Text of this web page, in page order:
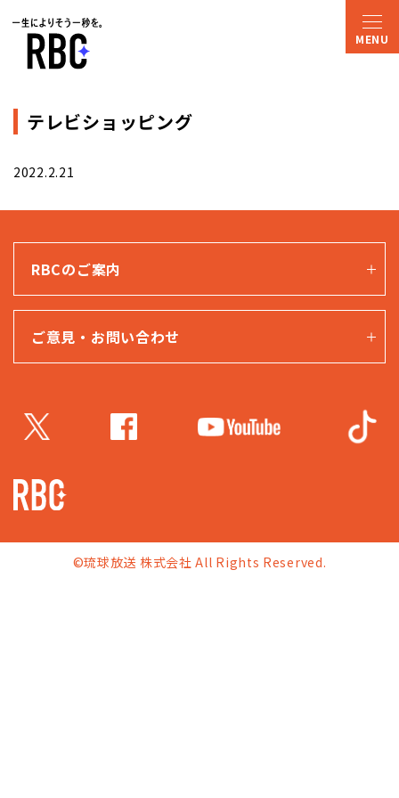
テレビショッピング
2022.2.21
RBCのご案内
ご意見・お問い合わせ
©琉球放送 株式会社 All Rights Reserved.